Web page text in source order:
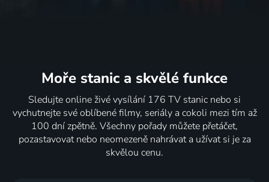
Moře stanic a skvělé funkce
Sledujte online živé vysílání 176 TV stanic nebo si
vychutnejte své oblíbené filmy, seriály a cokoli mezi tím až
100 dní zpětně. Všechny pořady můžete přetáčet,
pozastavovat nebo neomezeně nahrávat a užívat si je za
skvělou cenu.